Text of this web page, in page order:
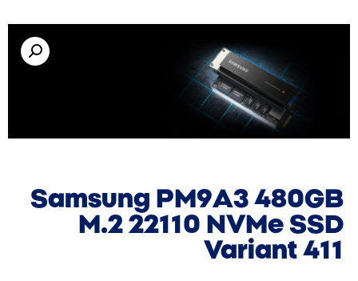
Samsung PM9A3 480GB
M.2 22110 NVMe SSD
Variant 411